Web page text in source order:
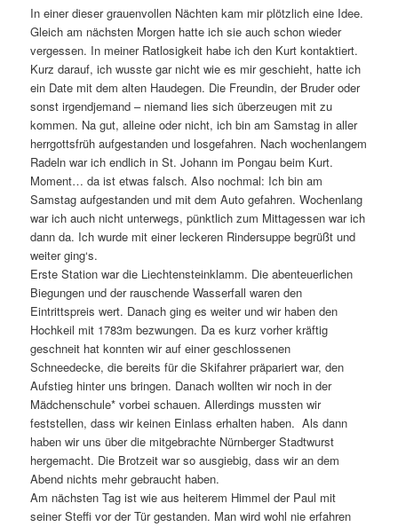
In einer dieser grauenvollen Nächten kam mir plötzlich eine Idee.
Gleich am nächsten Morgen hatte ich sie auch schon wieder
vergessen. In meiner Ratlosigkeit habe ich den Kurt kontaktiert.
Kurz darauf, ich wusste gar nicht wie es mir geschieht, hatte ich
ein Date mit dem alten Haudegen. Die Freundin, der Bruder oder
sonst irgendjemand – niemand lies sich überzeugen mit zu
kommen. Na gut, alleine oder nicht, ich bin am Samstag in aller
herrgottsfrüh aufgestanden und losgefahren. Nach wochenlangem
Radeln war ich endlich in St. Johann im Pongau beim Kurt.
Moment… da ist etwas falsch. Also nochmal: Ich bin am
Samstag aufgestanden und mit dem Auto gefahren. Wochenlang
war ich auch nicht unterwegs, pünktlich zum Mittagessen war ich
dann da. Ich wurde mit einer leckeren Rindersuppe begrüßt und
weiter ging‘s.
Erste Station war die Liechtensteinklamm. Die abenteuerlichen
Biegungen und der rauschende Wasserfall waren den
Eintrittspreis wert. Danach ging es weiter und wir haben den
Hochkeil mit 1783m bezwungen. Da es kurz vorher kräftig
geschneit hat konnten wir auf einer geschlossenen
Schneedecke, die bereits für die Skifahrer präpariert war, den
Aufstieg hinter uns bringen. Danach wollten wir noch in der
Mädchenschule* vorbei schauen. Allerdings mussten wir
feststellen, dass wir keinen Einlass erhalten haben. Als dann
haben wir uns über die mitgebrachte Nürnberger Stadtwurst
hergemacht. Die Brotzeit war so ausgiebig, dass wir an dem
Abend nichts mehr gebraucht haben.
Am nächsten Tag ist wie aus heiterem Himmel der Paul mit
seiner Steffi vor der Tür gestanden. Man wird wohl nie erfahren